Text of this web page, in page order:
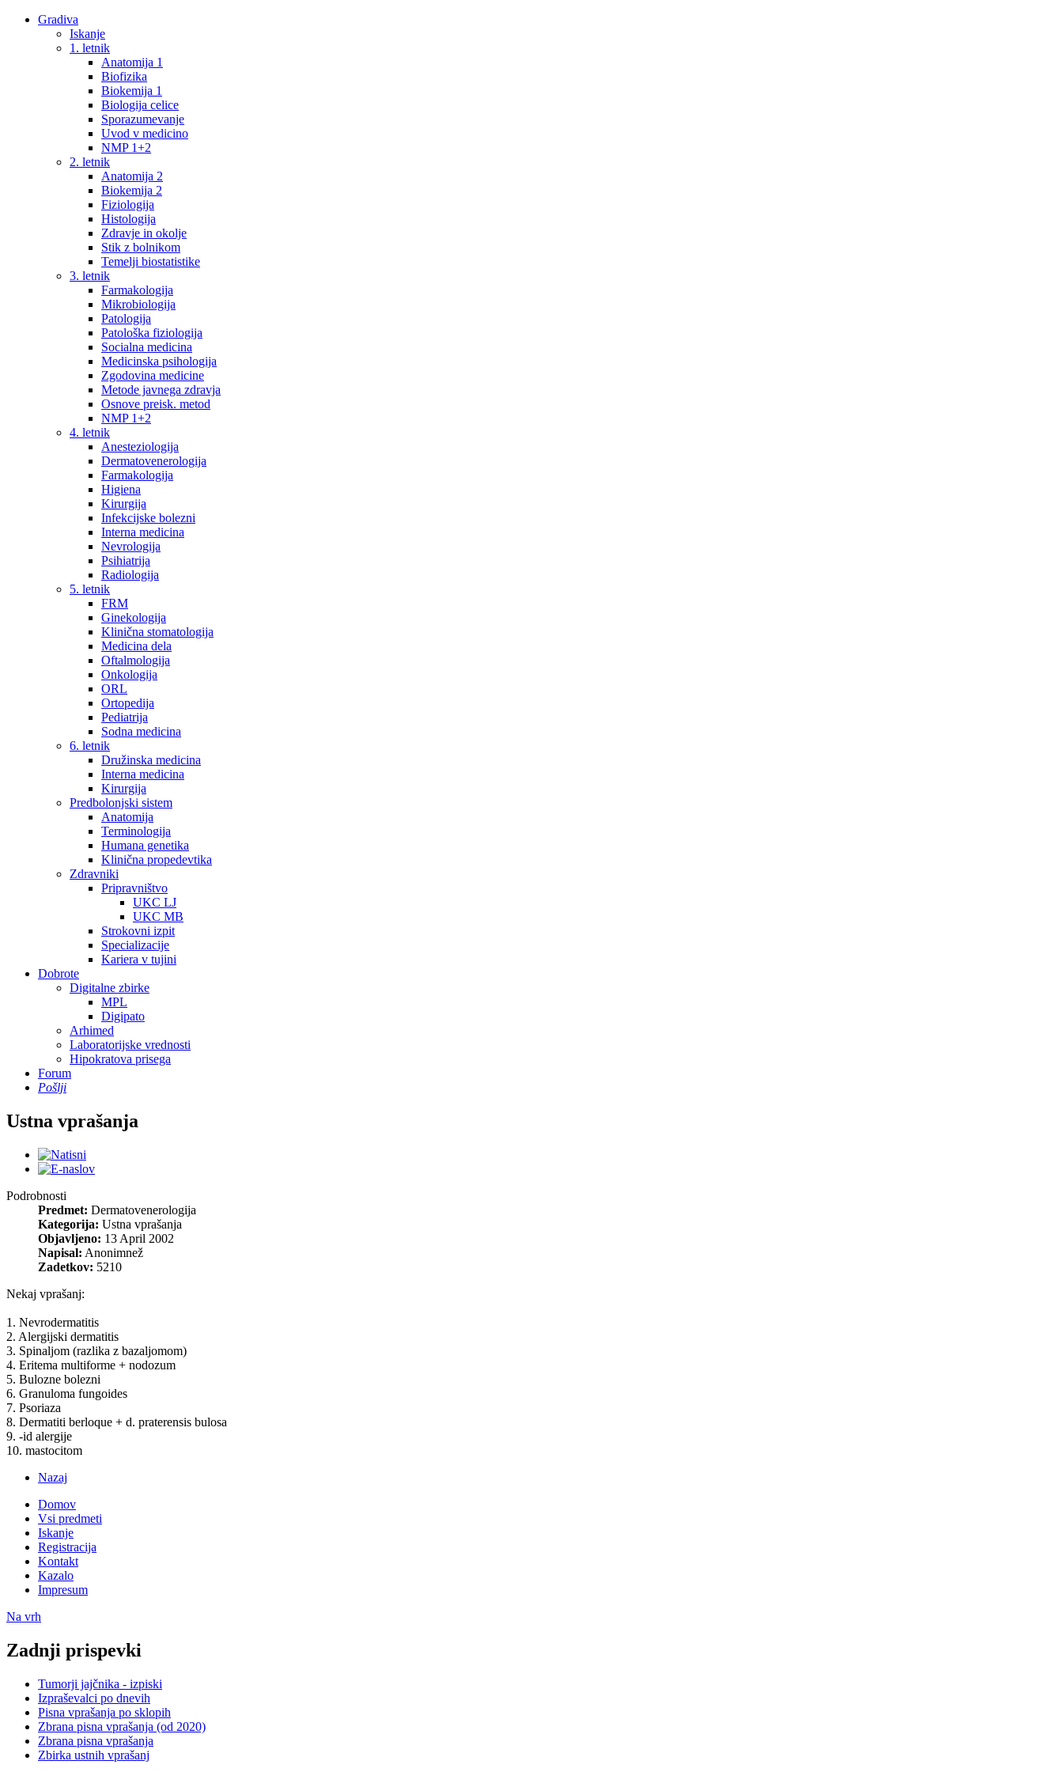
Gradiva
Iskanje
1. letnik
Anatomija 1
Biofizika
Biokemija 1
Biologija celice
Sporazumevanje
Uvod v medicino
NMP 1+2
2. letnik
Anatomija 2
Biokemija 2
Fiziologija
Histologija
Zdravje in okolje
Stik z bolnikom
Temelji biostatistike
3. letnik
Farmakologija
Mikrobiologija
Patologija
Patološka fiziologija
Socialna medicina
Medicinska psihologija
Zgodovina medicine
Metode javnega zdravja
Osnove preisk. metod
NMP 1+2
4. letnik
Anesteziologija
Dermatovenerologija
Farmakologija
Higiena
Kirurgija
Infekcijske bolezni
Interna medicina
Nevrologija
Psihiatrija
Radiologija
5. letnik
FRM
Ginekologija
Klinična stomatologija
Medicina dela
Oftalmologija
Onkologija
ORL
Ortopedija
Pediatrija
Sodna medicina
6. letnik
Družinska medicina
Interna medicina
Kirurgija
Predbolonjski sistem
Anatomija
Terminologija
Humana genetika
Klinična propedevtika
Zdravniki
Pripravništvo
UKC LJ
UKC MB
Strokovni izpit
Specializacije
Kariera v tujini
Dobrote
Digitalne zbirke
MPL
Digipato
Arhimed
Laboratorijske vrednosti
Hipokratova prisega
Forum
Pošlji
Ustna vprašanja
Podrobnosti
Predmet: Dermatovenerologija
Kategorija: Ustna vprašanja
Objavljeno: 13 April 2002
Napisal: Anonimnež
Zadetkov: 5210
Nekaj vprašanj:
1. Nevrodermatitis
2. Alergijski dermatitis
3. Spinaljom (razlika z bazaljomom)
4. Eritema multiforme + nodozum
5. Bulozne bolezni
6. Granuloma fungoides
7. Psoriaza
8. Dermatiti berloque + d. praterensis bulosa
9. -id alergije
10. mastocitom
Nazaj
Domov
Vsi predmeti
Iskanje
Registracija
Kontakt
Kazalo
Impresum
Na vrh
Zadnji prispevki
Tumorji jajčnika - izpiski
Izpraševalci po dnevih
Pisna vprašanja po sklopih
Zbrana pisna vprašanja (od 2020)
Zbrana pisna vprašanja
Zbirka ustnih vprašanj